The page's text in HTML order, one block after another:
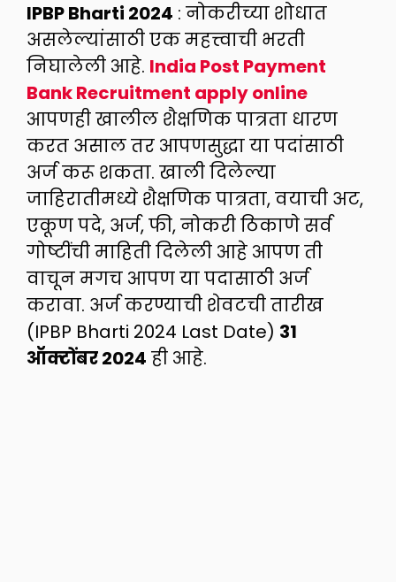
IPBP Bharti 2024 : नोकरीच्या शोधात
असलेल्यांसाठी एक महत्त्वाची भरती
निघालेली आहे. India Post Payment
Bank Recruitment apply online
आपणही खालील शैक्षणिक पात्रता धारण
करत असाल तर आपणसुद्धा या पदांसाठी
अर्ज करू शकता. खाली दिलेल्या
जाहिरातीमध्ये शैक्षणिक पात्रता, वयाची अट,
एकूण पदे, अर्ज, फी, नोकरी ठिकाणे सर्व
गोष्टींची माहिती दिलेली आहे आपण ती
वाचून मगच आपण या पदासाठी अर्ज
करावा. अर्ज करण्याची शेवटची तारीख
(IPBP Bharti 2024 Last Date) 31
ऑक्टोंबर 2024 ही आहे.